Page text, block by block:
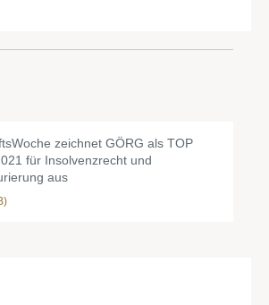
zeichnet GÖRG als TOP
für Insolvenzrecht und
aus